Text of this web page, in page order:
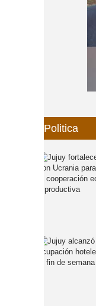
Politica